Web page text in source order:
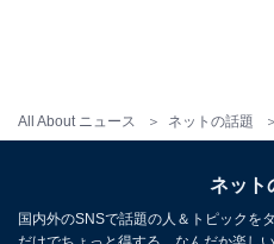
All About ニュース ネットの話題
ネット
国内外のSNSで話題の人＆トピックを